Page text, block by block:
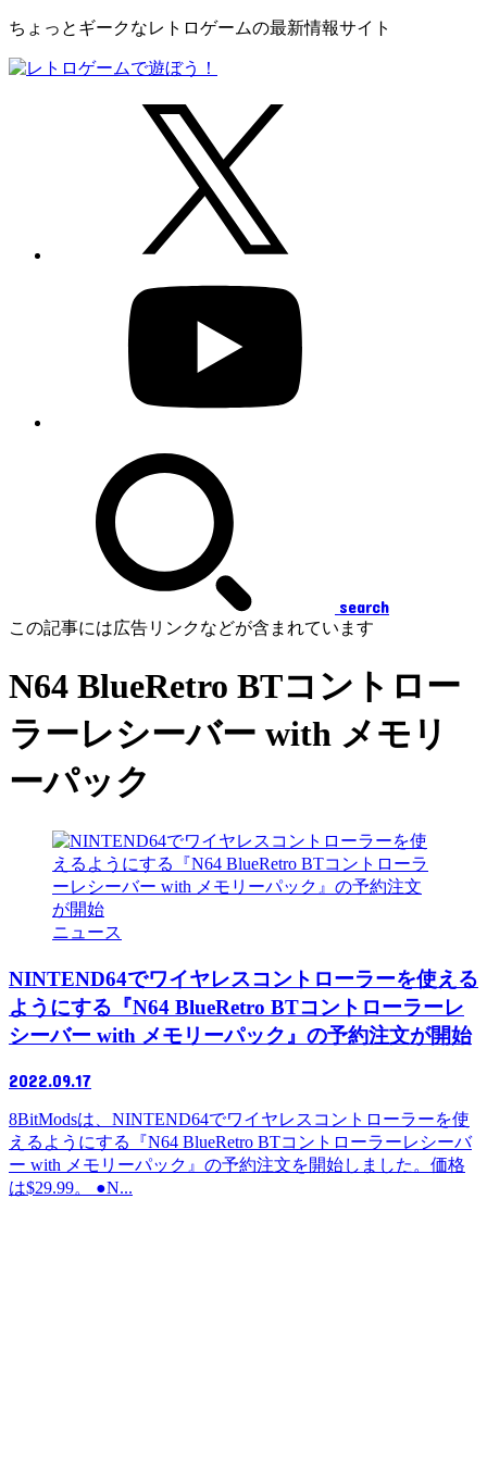
ちょっとギークなレトロゲームの最新情報サイト
search
この記事には広告リンクなどが含まれています
N64 BlueRetro BTコントロー
ラーレシーバー with メモリ
ーパック
ニュース
NINTEND64でワイヤレスコントローラーを使える
ようにする『N64 BlueRetro BTコントローラーレ
シーバー with メモリーパック』の予約注文が開始
2022.09.17
8BitModsは、NINTEND64でワイヤレスコントローラーを使
えるようにする『N64 BlueRetro BTコントローラーレシーバ
ー with メモリーパック』の予約注文を開始しました。価格
は$29.99。 ●N...